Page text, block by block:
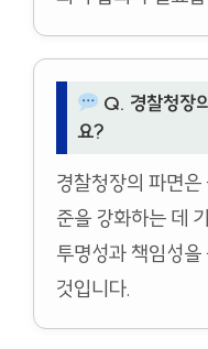
Q. 경찰청장
요?
경찰청장의 파면
준을 강화하는 데
투명성과 책임성
것입니다.